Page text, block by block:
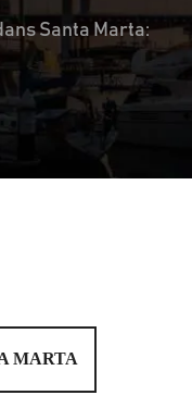
Santa Marta:
MARTA